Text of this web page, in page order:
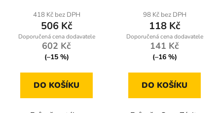
418 Kč bez DPH
506 Kč
602 Kč
(–15 %)
DO KOŠÍKU
98 Kč bez DPH
118 Kč
141 Kč
(–16 %)
DO KOŠÍKU